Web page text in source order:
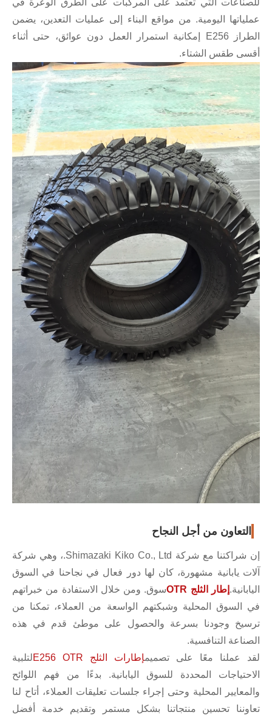
عملياتها اليومية. من مواقع البناء إلى عمليات التعدين، يضمن
الطراز E256 إمكانية استمرار العمل دون عوائق، حتى أثناء
أقسى طقس الشتاء.
التعاون من أجل النجاح
إن شراكتنا مع شركة Shimazaki Kiko Co., Ltd.، وهي شركة
آلات يابانية مشهورة، كان لها دور فعال في نجاحنا في السوق
اليابانية. إطار الثلج OTR
سوق. ومن خلال الاستفادة من خبراتهم
في السوق المحلية وشبكتهم الواسعة من العملاء، تمكنا من
ترسيخ وجودنا بسرعة والحصول على موطئ قدم في هذه
الصناعة التنافسية.
لقد عملنا معًا على تصميمإطارات الثلج E256 OTR
لتلبية
الاحتياجات المحددة للسوق اليابانية. بدءًا من فهم اللوائح
والمعايير المحلية وحتى إجراء جلسات تعليقات العملاء، أتاح لنا
تعاوننا تحسين منتجاتنا بشكل مستمر وتقديم خدمة أفضل